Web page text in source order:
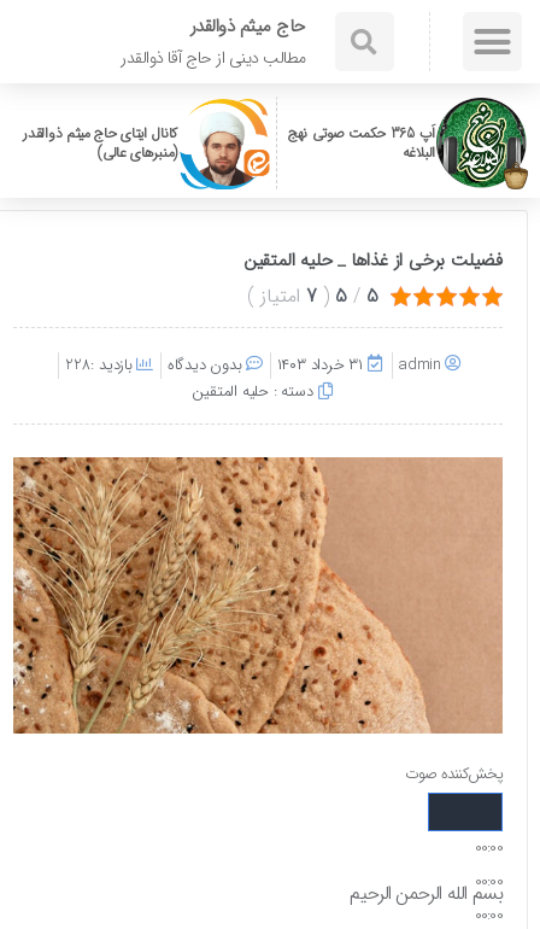
حاج میثم ذوالقدر
مطالب دینی از حاج آقا ذوالقدر
اَپ 365 حکمت صوتی نهج
البلاغه
کانال ایتای حاج میثم ذوالقدر
(منبرهای عالی)
فضیلت برخی از غذاها _ حلیه المتقین
5
/
5
(
7 امتیاز)
admin ۳۱ خرداد ۱۴۰۳ بدون دیدگاه
بازدید :228
دسته :حلیه المتقین
پخش‌کننده صوت
00:00
00:00
00:00
بسم الله الرحمن الرحیم